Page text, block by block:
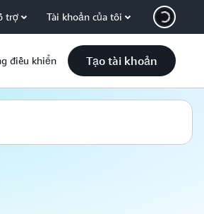
trợ Tài khoản của tôi
điều khiển Tạo tài khoản